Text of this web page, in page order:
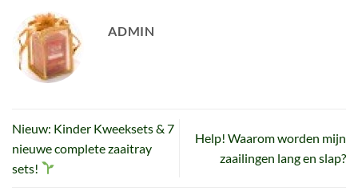
ADMIN
Nieuw: Kinder Kweeksets & 7
nieuwe complete zaaitray
sets!
Help! Waarom worden mijn
zaailingen lang en slap?